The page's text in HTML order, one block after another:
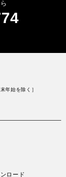
末年始を除く］
ロード